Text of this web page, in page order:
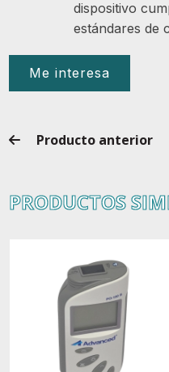
dispositivo
estándares de
Me interesa
Producto anterior
PRODUCTOS